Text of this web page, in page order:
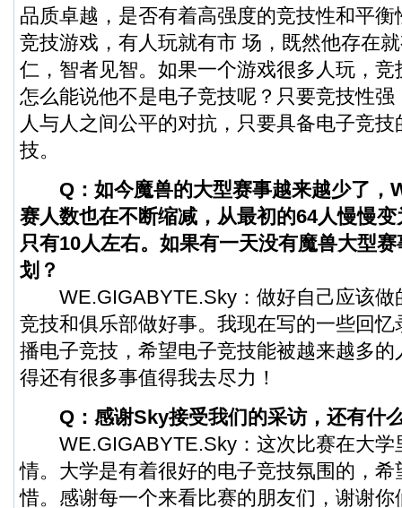
品质卓越，是否有着高强度的竞技性和平
竞技游戏，有人玩就有市 场，既然他存在
仁，智者见智。如果一个游戏很多人玩，
怎么能说他不是电子竞技呢？只要竞技性
人与人之间公平的对抗，只要具备电子竞
技。
Q：如今魔兽的大型赛事越来越少了，
赛人数也在不断缩减，从最初的64人慢慢
只有10人左右。如果有一天没有魔兽大型
划？
WE.GIGABYTE.Sky：做好自己应该做
竞技和俱乐部做好事。我现在写的一些回
播电子竞技，希望电子竞技能被越来越多
得还有很多事值得我去尽力！
Q：感谢Sky接受我们的采访，还有什
WE.GIGABYTE.Sky：这次比赛在大学
情。大学是有着很好的电子竞技氛围的，
惜。感谢每一个来看比赛的朋友们，谢谢